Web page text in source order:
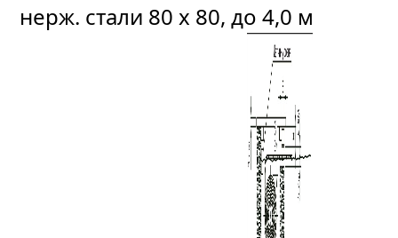
нерж. стали 80 х 80, до 4,0 м